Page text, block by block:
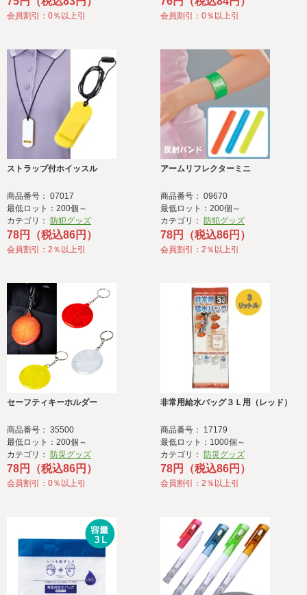
会員割引：0％以上引 会員割引：0％以上引
ストラップ付ホイッスル
商品番号： 07017
最低ロット：200個～
カテゴリ： 防犯グッズ
78円（税込86円）
会員割引：2％以上引
アームリフレクターミニ
商品番号： 09670
最低ロット：200個～
カテゴリ： 防犯グッズ
78円（税込86円）
会員割引：2％以上引
セーフティキーホルダー
商品番号： 35500
最低ロット：200個～
カテゴリ： 防災グッズ
78円（税込86円）
会員割引：0％以上引
非常用給水バッグ３Ｌ用（レッド）
商品番号： 17179
最低ロット：1000個～
カテゴリ： 防災グッズ
78円（税込86円）
会員割引：2％以上引